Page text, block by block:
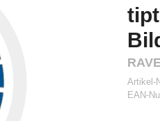
Artikel-
EAN-